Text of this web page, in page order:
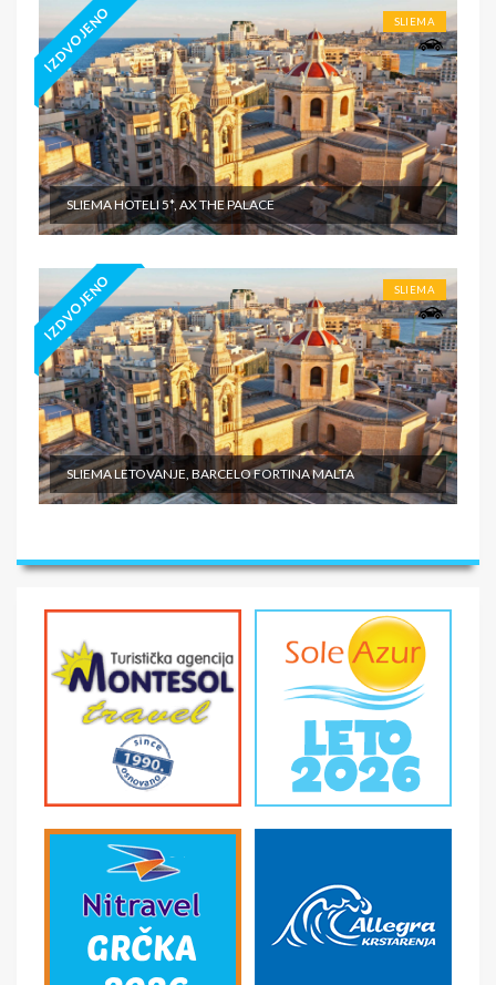
IZDVOJENO SLIEMA
SLIEMA HOTELI 5*, AX THE PALACE
IZDVOJENO SLIEMA
SLIEMA LETOVANJE, BARCELO FORTINA MALTA